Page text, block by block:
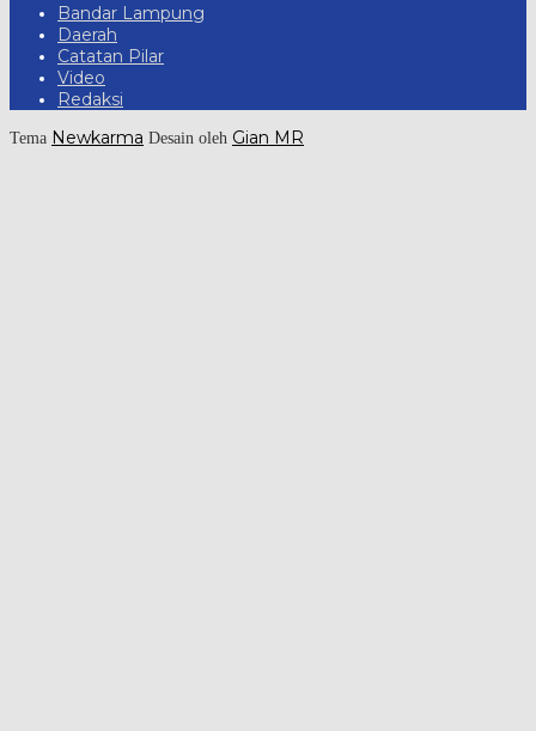
Bandar Lampung
Daerah
Catatan Pilar
Video
Redaksi
Tema Newkarma Desain oleh Gian MR